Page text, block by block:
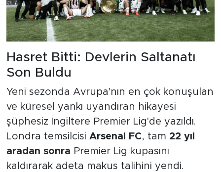
Hasret Bitti: Devlerin Saltanatı
Son Buldu
Yeni sezonda Avrupa'nın en çok konuşulan
ve küresel yankı uyandıran hikayesi
şüphesiz İngiltere Premier Lig'de yazıldı.
Londra temsilcisi Arsenal FC, tam 22 yıl
aradan sonra Premier Lig kupasını
kaldırarak adeta makus talihini yendi.